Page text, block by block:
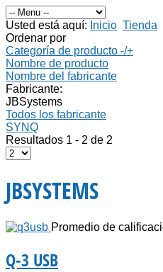
Usted está aquí: Inicio Tienda
Ordenar por
Categoría de producto -/+
Nombre de producto
Nombre del fabricante
Fabricante:
JBSystems
Todos los fabricante
SYNQ
Resultados 1 - 2 de 2
JBSYSTEMS
Promedio de
Q-3 USB